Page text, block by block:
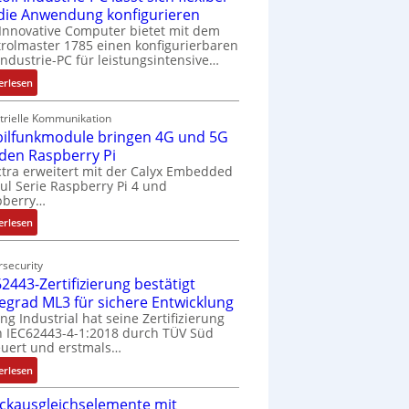
Anwendung konfigurieren
Computer bietet mit dem
1785 einen konfigurierbaren
PC für leistungsintensive…
:
1
9
-
Z
o
l
l
-
I
d
u
s
t
r
i
e
Kommunikation
bringen 4G und 5G
Raspberry Pi
erweitert mit der Calyx Embedded
Serie Raspberry Pi 4 und
:
M
b
i
l
f
u
n
k
Zertifizierung bestätigt
ML3 für sichere Entwicklung
Industrial hat seine Zertifizierung
IEC62443-4-1:2018 durch TÜV Süd
und erstmals…
:
I
E
mit